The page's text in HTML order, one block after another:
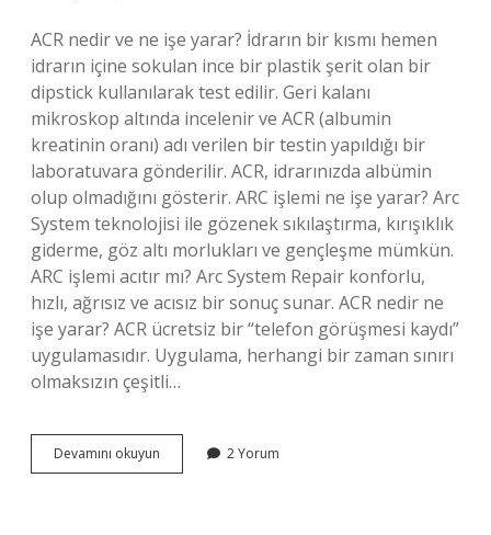
ACR nedir ve ne işe yarar? İdrarın bir kısmı hemen
idrarın içine sokulan ince bir plastik şerit olan bir
dipstick kullanılarak test edilir. Geri kalanı
mikroskop altında incelenir ve ACR (albumin
kreatinin oranı) adı verilen bir testin yapıldığı bir
laboratuvara gönderilir. ACR, idrarınızda albümin
olup olmadığını gösterir. ARC işlemi ne işe yarar? Arc
System teknolojisi ile gözenek sıkılaştırma, kırışıklık
giderme, göz altı morlukları ve gençleşme mümkün.
ARC işlemi acıtır mı? Arc System Repair konforlu,
hızlı, ağrısız ve acısız bir sonuç sunar. ACR nedir ne
işe yarar? ACR ücretsiz bir “telefon görüşmesi kaydı”
uygulamasıdır. Uygulama, herhangi bir zaman sınırı
olmaksızın çeşitli…
Devamını okuyun
Işlemi
2 Yorum